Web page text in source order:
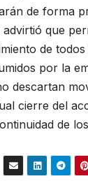
de forma
que
de todos
por la
descartan
cierre del
de